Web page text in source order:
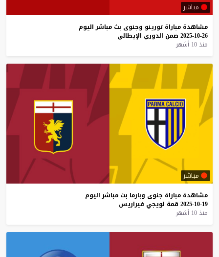
مباشر
مشاهدة مباراة تورينو وجنوى بث مباشر اليوم
26-10-2025
ضمن الدوري الإيطالي
منذ 10 أشهر
مباشر
مشاهدة مباراة جنوى وبارما بث مباشر اليوم
19-10-2025
قمة لويجي فيراريس
منذ 10 أشهر